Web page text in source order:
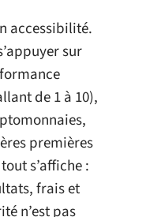
accessibilité.
sur
de 1 à 10),
premières
s’affiche :
frais et
n’est pas